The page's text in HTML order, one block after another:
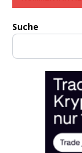
Suche